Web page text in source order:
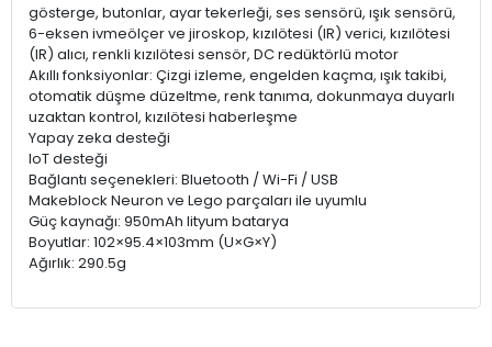
gösterge, butonlar, ayar tekerleği, ses sensörü, ışık sensörü,
6-eksen ivmeölçer ve jiroskop, kızılötesi (IR) verici, kızılötesi
(IR) alıcı, renkli kızılötesi sensör, DC redüktörlü motor
Akıllı fonksiyonlar: Çizgi izleme, engelden kaçma, ışık takibi,
otomatik düşme düzeltme, renk tanıma, dokunmaya duyarlı
uzaktan kontrol, kızılötesi haberleşme
Yapay zeka desteği
IoT desteği
Bağlantı seçenekleri: Bluetooth / Wi-Fi / USB
Makeblock Neuron ve Lego parçaları ile uyumlu
Güç kaynağı: 950mAh lityum batarya
Boyutlar: 102×95.4×103mm (U×G×Y)
Ağırlık: 290.5g